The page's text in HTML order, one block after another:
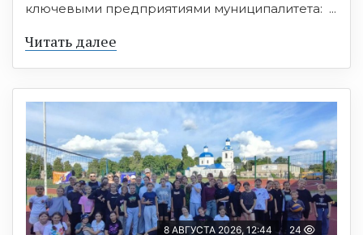
ключевыми предприятиями муниципалитета: ...
Читать далее
8 АВГУСТА 2026, 12:44 24